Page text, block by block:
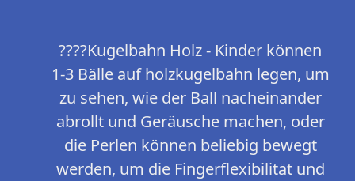
????Kugelbahn Holz - Kinder können
1-3 Bälle auf holzkugelbahn legen, um
zu sehen, wie der Ball nacheinander
abrollt und Geräusche machen, oder
die Perlen können beliebig bewegt
werden, um die Fingerflexibilität und